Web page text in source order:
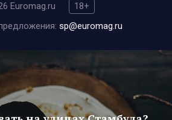
Euromag.ru
18+
sp@euromag.ru